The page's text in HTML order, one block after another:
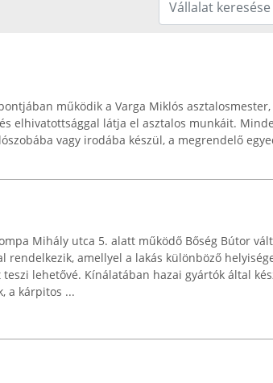
működik a Varga Miklós
elhivatottsággal látja el asztalos munkáit.
vagy irodába készül, a megrendelő
Mihály utca 5. alatt működő Bőség Bútor
rendelkezik, amellyel a lakás különböző
teszi lehetővé. Kínálatában hazai gyártók által
a kárpitos ...